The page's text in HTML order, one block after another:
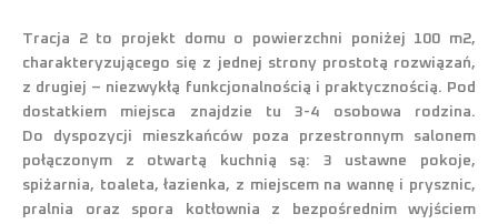
Tracja 2 to projekt domu o powierzchni poniżej 100 m2,
charakteryzującego się z jednej strony prostotą rozwiązań,
z drugiej – niezwykłą funkcjonalnością i praktycznością. Pod
dostatkiem miejsca znajdzie tu 3-4 osobowa rodzina.
Do dyspozycji mieszkańców poza przestronnym salonem
połączonym z otwartą kuchnią są: 3 ustawne pokoje,
spiżarnia, toaleta, łazienka, z miejscem na wannę i prysznic,
pralnia oraz spora kotłownia z bezpośrednim wyjściem